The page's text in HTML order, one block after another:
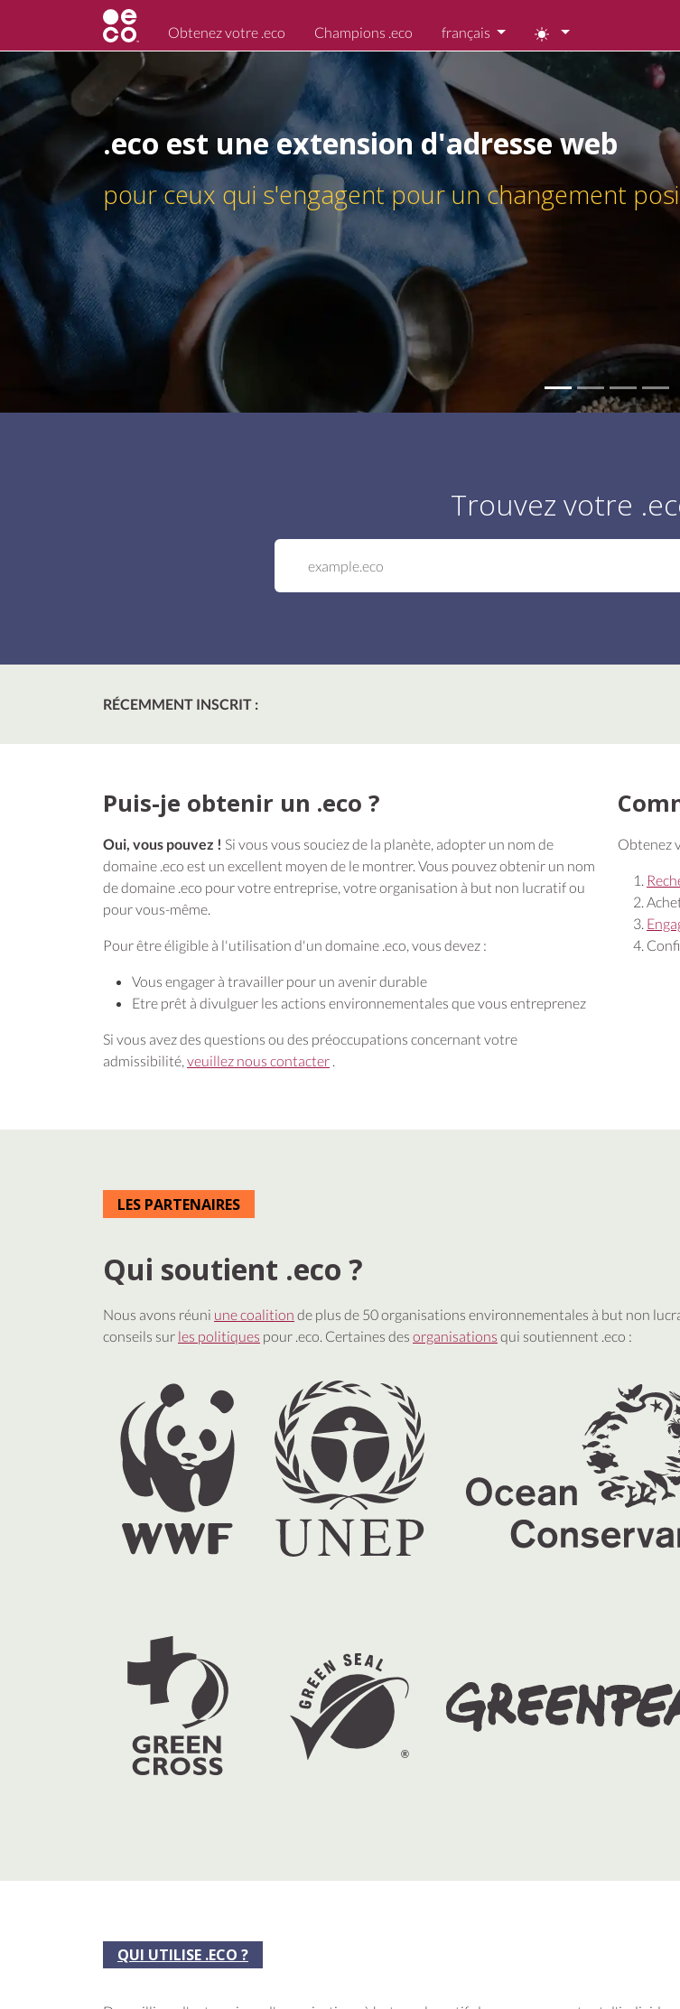
Obtenez votre .eco Champions .eco français
.eco est destiné aux entreprises et aux
qui aident les gens à faire de meilleurs choix
Trouvez votre
RÉCEMMENT INSCRIT :
Puis-je obtenir un .eco ?
Oui, vous pouvez ! Si vous vous souciez de la planète, adopter un nom de
domaine .eco est un excellent moyen de le montrer. Vous pouvez obtenir un nom
de domaine .eco pour votre entreprise, votre organisation à but non lucratif ou
pour vous-même.
Pour être éligible à l'utilisation d'un domaine .eco, vous devez :
Vous engager à travailler pour un avenir durable
Etre prêt à divulguer les actions environnementales que vous entreprenez
Si vous avez des questions ou des préoccupations concernant votre
admissibilité, veuillez nous contacter .
Obtenez
LES PARTENAIRES
Qui soutient .eco ?
Nous avons réuni une coalition de plus de 50 organisations environnementales à but non
conseils sur les politiques pour .eco. Certaines des organisations qui soutiennent .eco :
QUI UTILISE .ECO ?